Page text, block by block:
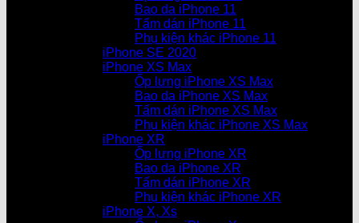
Bao da iPhone 11
Tấm dán iPhone 11
Phụ kiện khác iPhone 11
iPhone SE 2020
iPhone XS Max
Ốp lưng iPhone XS Max
Bao da iPhone XS Max
Tấm dán iPhone XS Max
Phụ kiện khác iPhone XS Max
iPhone XR
Ốp lưng iPhone XR
Bao da iPhone XR
Tấm dán iPhone XR
Phụ kiện khác iPhone XR
iPhone X, Xs